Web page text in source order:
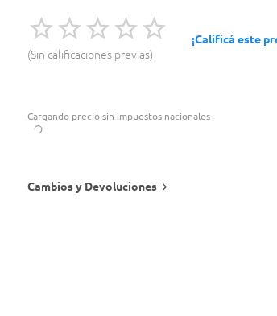
Sin calificaciones previas
¡Calificá este
Cargando precio sin impuestos nacionales
Cambios y Devoluciones